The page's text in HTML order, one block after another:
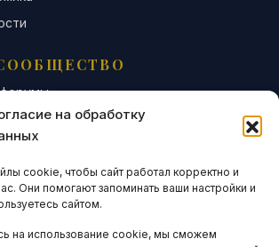
на обработку
cookie, чтобы сайт работал корректно и
Они помогают запоминать ваши настройки и
сайтом.
на использование cookie, мы сможем
И СТАТИСТИКА